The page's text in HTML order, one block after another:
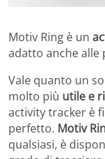
Motiv Ring è un
adatto anche
Vale quanto un
molto più utile e
activity tracker è
perfetto. Motiv
qualsiasi, è